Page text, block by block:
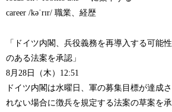
career /kəˈrɪr/ 職業、経歴
「ドイツ内閣、兵役義務を再導入する可能性
のある法案を承認」
8月28日（木）12:51
ドイツ内閣は水曜日、軍の募集目標が達成さ
れない場合に徴兵を規定する法案の草案を承